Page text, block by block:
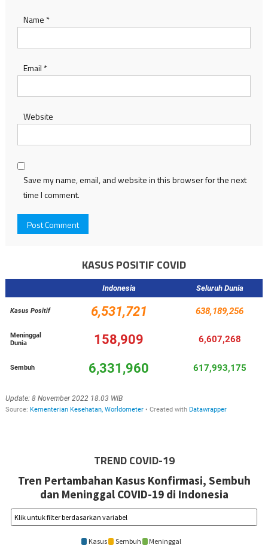
Name *
Email *
Website
Save my name, email, and website in this browser for the next
time I comment.
KASUS POSITIF COVID
TREND COVID-19